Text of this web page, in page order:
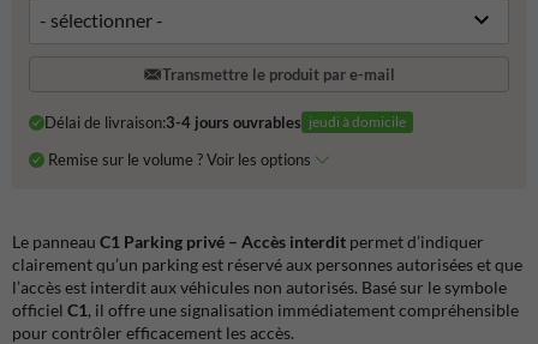
Transmettre le produit par e-mail
Délai de livraison:3-4 jours ouvrables jeudi à domicile
Remise sur le volume ? Voir les options
Le panneau C1 Parking privé – Accès interdit permet d’indiquer
clairement qu’un parking est réservé aux personnes autorisées et que
l’accès est interdit aux véhicules non autorisés. Basé sur le symbole
officiel C1, il offre une signalisation immédiatement compréhensible
pour contrôler efficacement les accès.